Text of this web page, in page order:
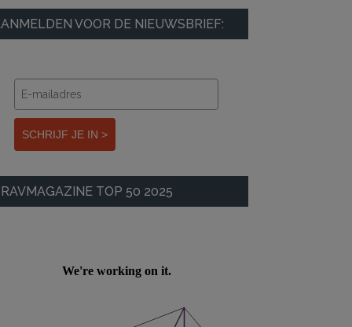
VOOR DE NIEUWSBRIEF:
SCHRIJF JE IN >
TOP 50 2025